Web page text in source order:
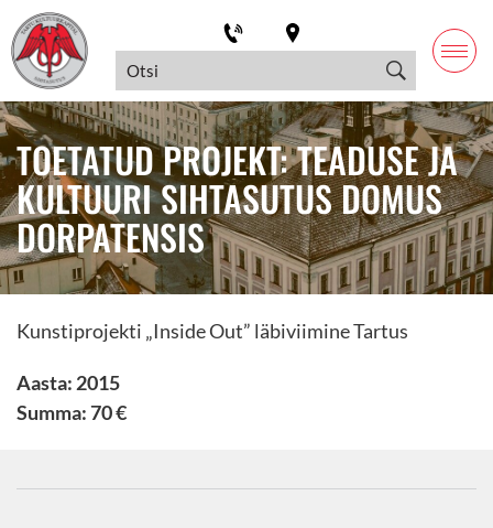
TOETATUD PROJEKT: TEADUSE JA
KULTUURI SIHTASUTUS DOMUS
DORPATENSIS
Kunstiprojekti „Inside Out” läbiviimine Tartus
Aasta: 2015
Summa: 70 €